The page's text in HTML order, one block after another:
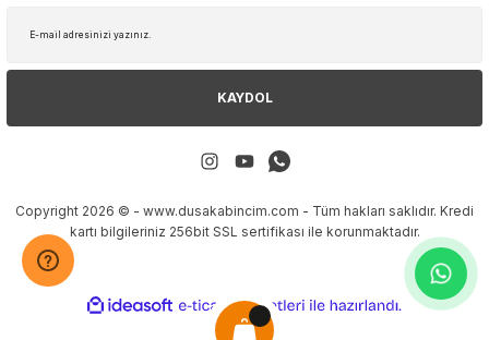
KAYDOL
Copyright 2026 © - www.dusakabincim.com - Tüm hakları saklıdır. Kredi
kartı bilgileriniz 256bit SSL sertifikası ile korunmaktadır.
ideasoft
e-